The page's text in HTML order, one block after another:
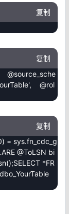
复制
复制
@source_sche
@rol
复制
= sys.fn_cdc_g
@ToLSN bi
*FR